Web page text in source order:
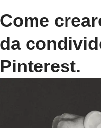
Come
da
Pinterest.